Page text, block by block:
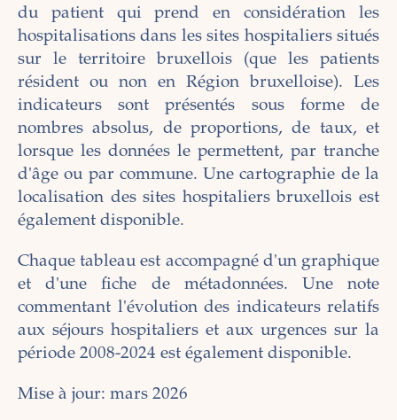
du patient qui prend en considération les
hospitalisations dans les sites hospitaliers situés
sur le territoire bruxellois (que les patients
résident ou non en Région bruxelloise). Les
indicateurs sont présentés sous forme de
nombres absolus, de proportions, de taux, et
lorsque les données le permettent, par tranche
d'âge ou par commune. Une cartographie de la
localisation des sites hospitaliers bruxellois est
également disponible.
Chaque tableau est accompagné d'un graphique
et d'une fiche de métadonnées. Une note
commentant l'évolution des indicateurs relatifs
aux séjours hospitaliers et aux urgences sur la
période 2008-2024 est également disponible.
Mise à jour: mars 2026